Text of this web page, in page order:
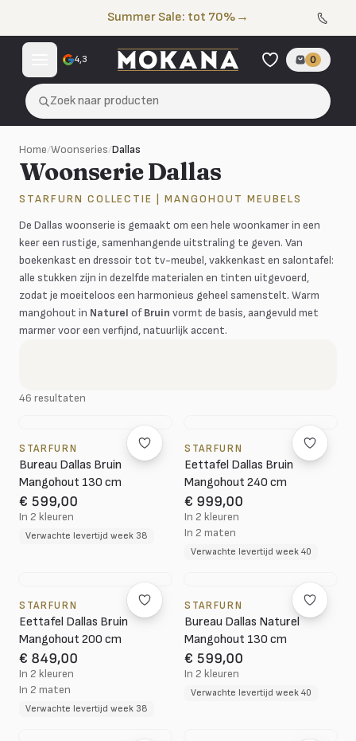
Summer Sale: tot 70% →
4,3 0
Zoek naar producten
Home/Woonseries/Dallas
Woonserie Dallas
STARFURN COLLECTIE | MANGOHOUT MEUBELS
De Dallas woonserie is gemaakt om een hele woonkamer in een
keer een rustige, samenhangende uitstraling te geven. Van
boekenkast en dressoir tot tv-meubel, vakkenkast en salontafel:
alle stukken zijn in dezelfde materialen en tinten uitgevoerd,
zodat je moeiteloos een harmonieus geheel samenstelt. Warm
mangohout in Naturel ofBruin vormt de basis, aangevuld met
marmer voor een verfijnd, natuurlijk accent.
46 resultaten
STARFURN
Bureau Dallas Bruin
Mangohout 130 cm
€ 599,00
In 2 kleuren
Verwachte levertijd week 38
STARFURN
Eettafel Dallas Bruin
Mangohout 240 cm
€ 999,00
In 2 kleuren
In 2 maten
Verwachte levertijd week 40
STARFURN
Eettafel Dallas Bruin
Mangohout 200 cm
€ 849,00
In 2 kleuren
In 2 maten
Verwachte levertijd week 38
STARFURN
Bureau Dallas Naturel
Mangohout 130 cm
€ 599,00
In 2 kleuren
Verwachte levertijd week 40